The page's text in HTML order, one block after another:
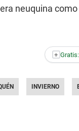
neuquina
+ Gratis:
INVIERNO